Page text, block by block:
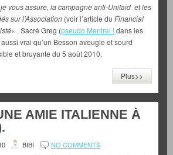
vous assure, la campagne anti-Unitaid et les
sur l’Association (voir l’article du Financial
« . Sacré Greg (pseudo Mentrel !dans les
vrai qu’un Besson aveugle et sourd
et bruyante du 5 août 2010.
Plus>>
AMIE ITALIENNE À
BIBI NO COMMENTS